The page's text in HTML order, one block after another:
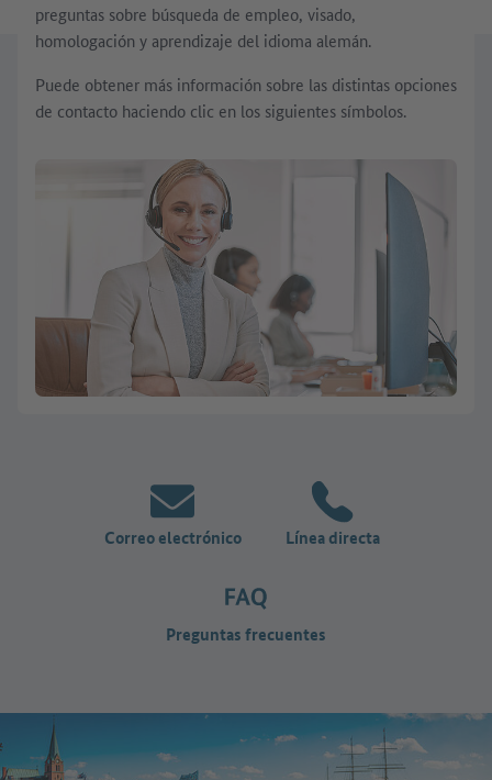
preguntas sobre búsqueda de empleo, visado,
homologación y aprendizaje del idioma alemán.
Puede obtener más información sobre las distintas opciones
de contacto haciendo clic en los siguientes símbolos.
Correo electrónico Línea directa
Preguntas frecuentes